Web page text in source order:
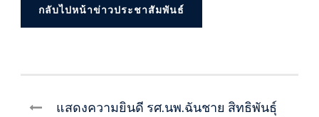
กลับไปหน้าข่าวประชาสัมพันธ์
แสดงความยินดี รศ.นพ.ฉันชาย สิทธิพันธุ์